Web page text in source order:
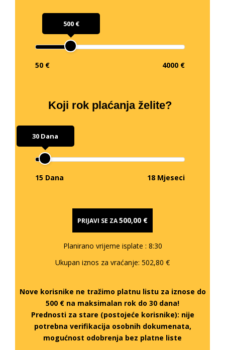
500 €
50 € 4000 €
Koji rok plaćanja želite?
30 Dana
15 Dana 18 Mjeseci
PRIJAVI SE ZA500,00 €
Planirano vrijeme isplate : 8:30
Ukupan iznos za vraćanje: 502,80 €
Nove korisnike ne tražimo platnu listu za iznose do
500 € na maksimalan rok do 30 dana!
Prednosti za stare (postojeće korisnike): nije
potrebna verifikacija osobnih dokumenata,
mogućnost odobrenja bez platne liste